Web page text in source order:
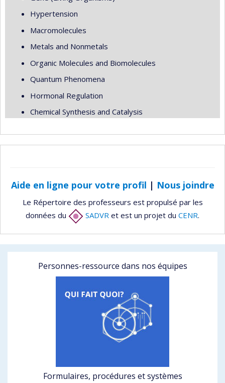
Hypertension
Macromolecules
Metals and Nonmetals
Organic Molecules and Biomolecules
Quantum Phenomena
Hormonal Regulation
Chemical Synthesis and Catalysis
Aide en ligne pour votre profil | Nous joindre
Le Répertoire des professeurs est propulsé par les
données du
SADVR et est un projet du CENR.
Personnes-ressource dans nos équipes
Formulaires, procédures et systèmes